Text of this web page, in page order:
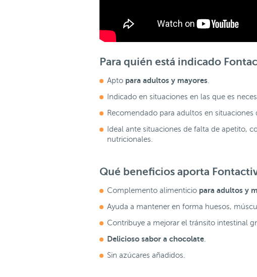
Para quién está indicado
Apto para adultos y mayores
Indicado en situaciones en las que es
Recomendado para adultos en
Ideal ante situaciones de falta de apetito,
nutricionales.
Qué beneficios aporta
Complemento alimenticio para adultos y
Ayuda a mantener en forma huesos,
Contribuye a mejorar el tránsito intestinal
Delicioso sabor a chocolate
Sin azúcares añadidos.